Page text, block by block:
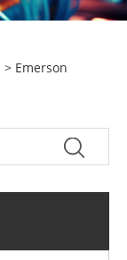
> Emerson